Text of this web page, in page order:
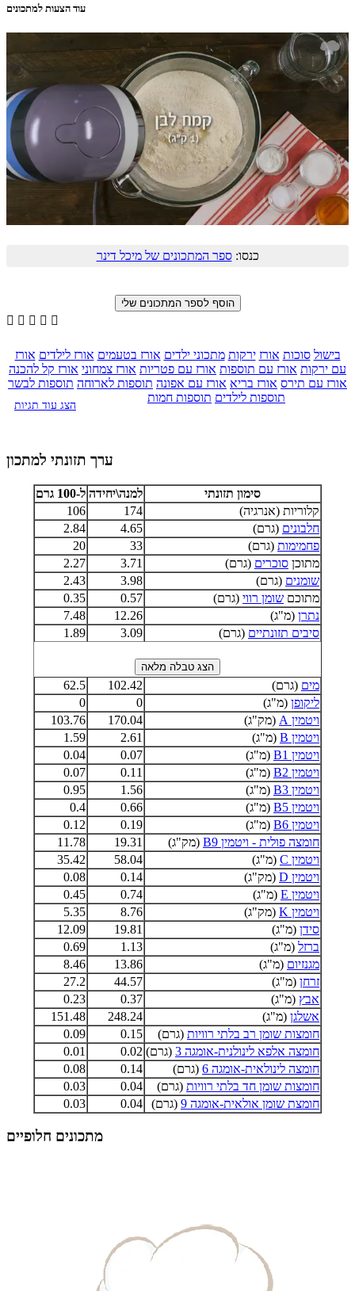
עוד הצעות למתכונים
כנסו:ספר המתכונים של מיכל דינר
    
בישול סוכות אורז ירקות מתכוני ילדים אורז בטעמים אורז לילדים אורז
עם ירקות אורז עם תוספות אורז עם פטריות אורז צמחוני אורז קל להכנה
אורז עם תירס אורז בריא אורז עם אפונה תוספות לארוחה תוספות לבשר
תוספות לילדים תוספות חמות
הצג עוד תגיות
ערך תזונתי למתכון
סימון תזונתי למנה\יחידה ל-100 גרם
קלוריות (אנרגיה)
174
106
חלבונים (גרם) 4.65
2.84
פחמימות (גרם) 33
20
מתוכן סוכרים (גרם) 3.71
2.27
שומנים (גרם) 3.98
2.43
מתוכם שומן רווי (גרם) 0.57
0.35
נתרן (מ"ג) 12.26
7.48
סיבים תזונתיים (גרם) 3.09
1.89
מים (גרם) 102.42
62.5
ליקופן (מ"ג) 0
0
ויטמין A
(מק"ג) 170.04
103.76
ויטמין B
(מ"ג) 2.61
1.59
ויטמין B1
(מ"ג) 0.07
0.04
ויטמין B2
(מ"ג) 0.11
0.07
ויטמין B3
(מ"ג) 1.56
0.95
ויטמין B5
(מ"ג) 0.66
0.4
ויטמין B6
(מ"ג) 0.19
0.12
חומצה פולית - ויטמין B9
(מק"ג) 19.31
11.78
ויטמין C
(מ"ג) 58.04
35.42
ויטמין D
(מק"ג) 0.14
0.08
ויטמין E
(מ"ג) 0.74
0.45
ויטמין K
(מק"ג) 8.76
5.35
סידן (מ"ג) 19.81
12.09
ברזל (מ"ג) 1.13
0.69
מגנזיום (מ"ג) 13.86
8.46
זרחן (מ"ג) 44.57
27.2
אבץ (מ"ג) 0.37
0.23
אשלגן (מ"ג) 248.24
151.48
חומצות שומן רב בלתי רוויות (גרם) 0.15
0.09
חומצה אלפא לינולנית-אומגה 3
(גרם) 0.02
0.01
חומצה לינולאית-אומגה 6
(גרם) 0.14
0.08
חומצות שומן חד בלתי רוויות (גרם) 0.04
0.03
חומצת שומן אולאית-אומגה 9
(גרם) 0.04
0.03
מתכונים חלופיים